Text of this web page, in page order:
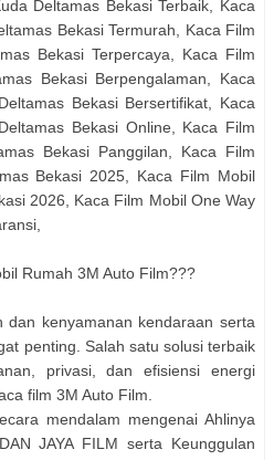
Deltamas Bekasi Terbaik, Kaca
Bekasi Termurah, Kaca Film
Bekasi Terpercaya, Kaca Film
Bekasi Berpengalaman, Kaca
Bekasi Bersertifikat, Kaca
Bekasi Online, Kaca Film
Bekasi Panggilan, Kaca Film
Bekasi 2025, Kaca Film Mobil
2026, Kaca Film Mobil One Way
Rumah 3M Auto Film???
dan kenyamanan kendaraan serta
penting. Salah satu solusi terbaik
privasi, dan efisiensi energi
film 3M Auto Film.
mendalam mengenai Ahlinya
JAYA FILM serta Keunggulan